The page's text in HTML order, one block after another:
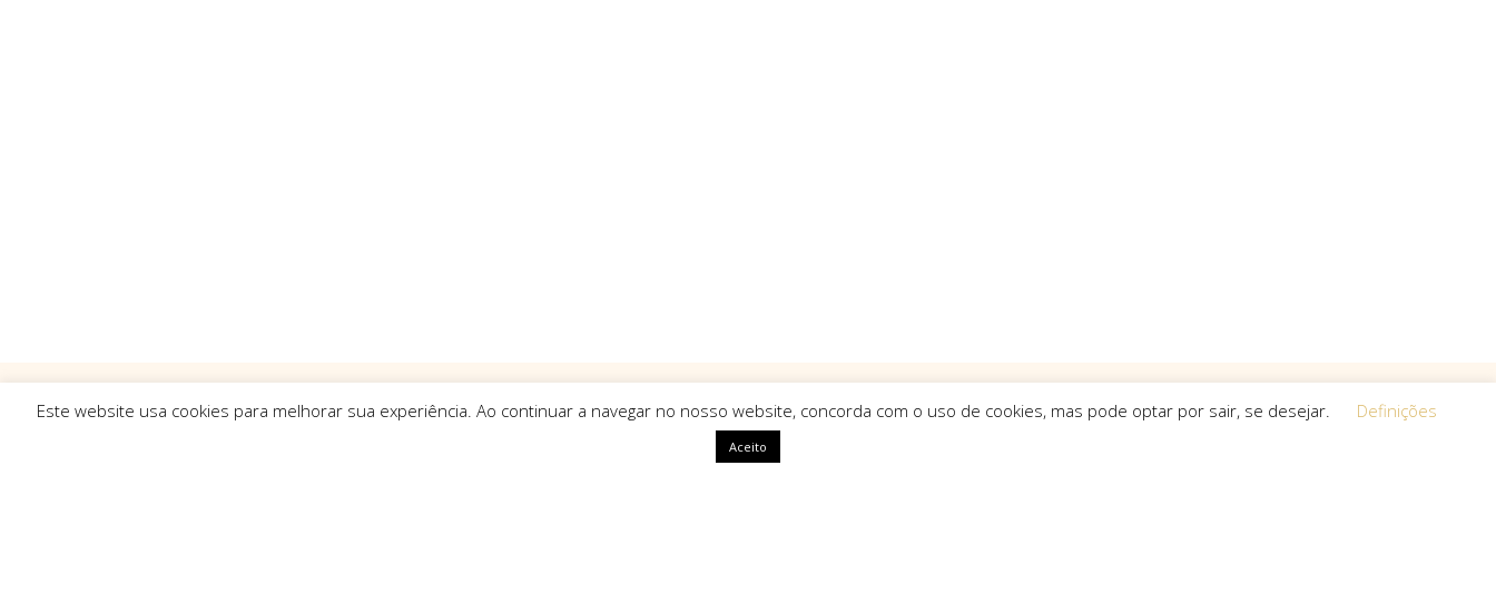
Este website usa cookies para melhorar sua experiência. Ao continuar a navegar no nosso website, concorda com o uso de cookies, mas pode optar por sair, se desejar. Definições
Aceito